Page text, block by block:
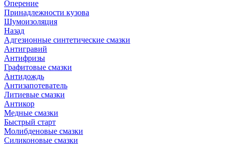
Оперение
Принадлежности кузова
Шумоизоляция
Назад
Адгезионные синтетические смазки
Антигравий
Антифризы
Графитовые смазки
Антидождь
Антизапотеватель
Литиевые смазки
Антикор
Медные смазки
Быстрый старт
Молибденовые смазки
Силиконовые смазки